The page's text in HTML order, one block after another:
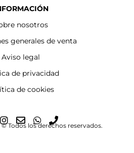
nosotros
generales de venta
Aviso legal
de privacidad
de cookies
I
n
E
n
W
h
P
h
© Todos los derechos reservados.